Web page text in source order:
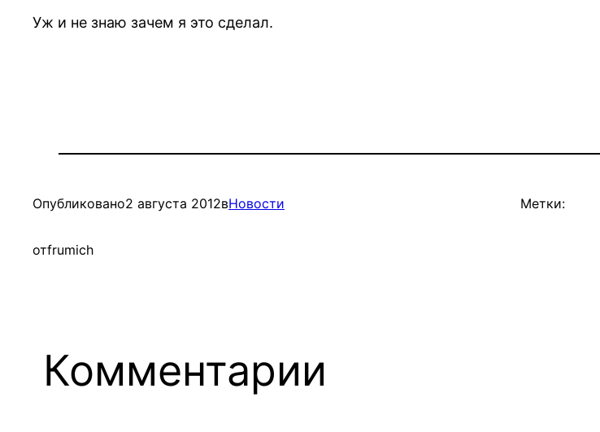
Уж и не знаю зачем я это сделал.
Опубликовано2 августа 2012вНовости
отfrumich
Метки:
Комментарии